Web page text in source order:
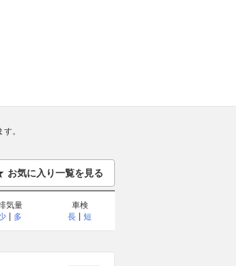
。
お気に入り一覧を見る
気量
多
車検
長
短